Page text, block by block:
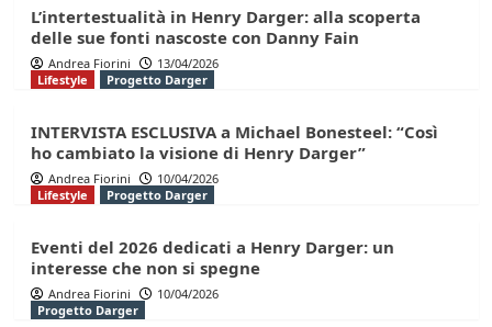
L’intertestualità in Henry Darger: alla scoperta
delle sue fonti nascoste con Danny Fain
Andrea Fiorini
13/04/2026
Lifestyle
Progetto Darger
INTERVISTA ESCLUSIVA a Michael Bonesteel: “Così
ho cambiato la visione di Henry Darger”
Andrea Fiorini
10/04/2026
Lifestyle
Progetto Darger
Eventi del 2026 dedicati a Henry Darger: un
interesse che non si spegne
Andrea Fiorini
10/04/2026
Progetto Darger